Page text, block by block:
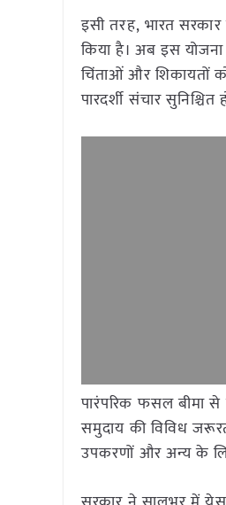
इसी तरह, भारत
किया है। अब इस
चिंताओं और शिकायतों
पारदर्शी संचार सुनिश्चित
पारंपरिक फसल बीमा
समुदाय की विविध
उपकरणों और अन्य के